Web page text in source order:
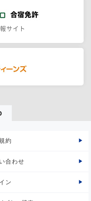
サイト
約
合わせ
ン